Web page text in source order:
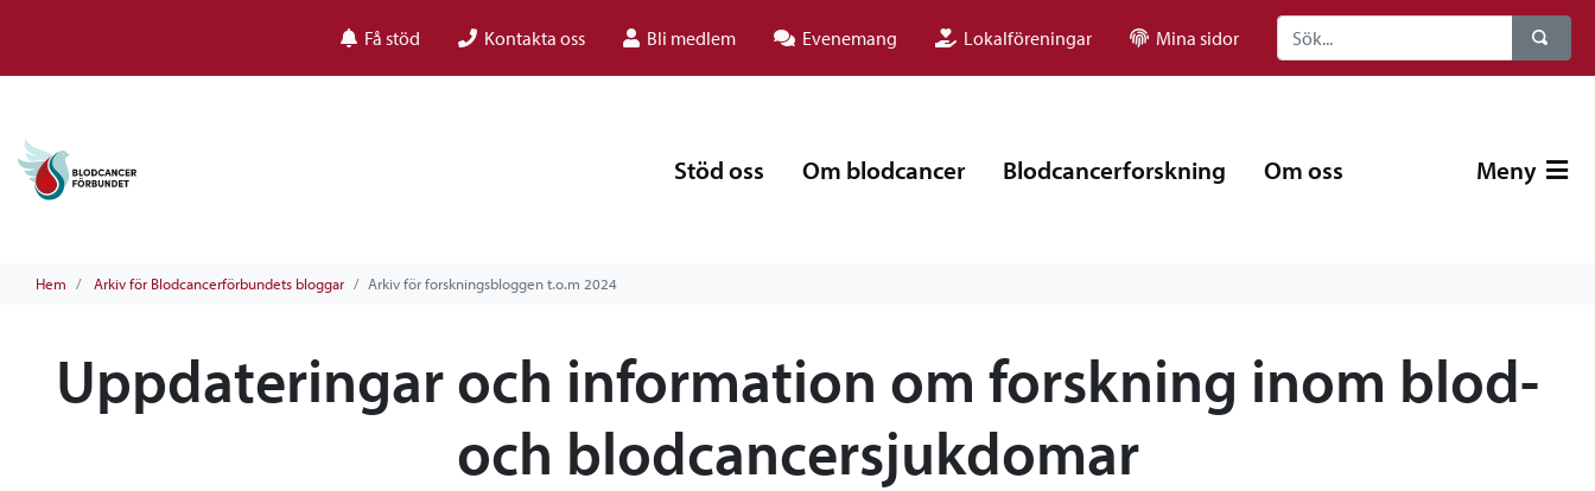
Få stöd Kontakta oss Bli medlem Evenemang Lokalföreningar Mina sidor
Stöd oss Om blodcancer Blodcancerforskning Om oss Meny
Hem Arkiv för Blodcancerförbundets bloggar Arkiv för forskningsbloggen t.o.m 2024
Uppdateringar och information om forskning inom blod-
och blodcancersjukdomar